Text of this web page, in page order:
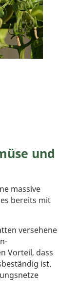
und
massive
bereits mit
versehene
Vorteil, dass
ist.